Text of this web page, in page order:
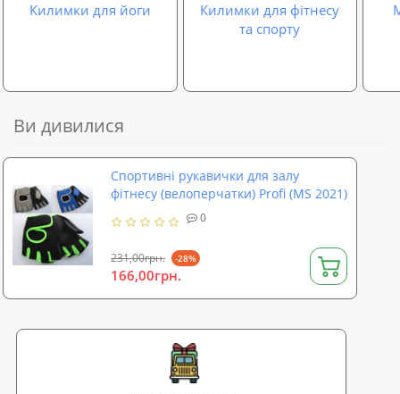
Килимки для йоги
Килимки для фітнесу
та спорту
Ви дивилися
Спортивні рукавички для залу
фітнесу (велоперчатки) Profi (MS 2021)
0
231,00грн. -28%
166,00грн.